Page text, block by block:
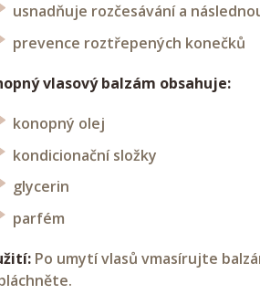
usnadňuje rozčesávání a
prevence roztřepených konečků
vlasový balzám obsahuje:
konopný olej
kondicionační složky
glycerin
parfém
Po umytí vlasů vmasírujte